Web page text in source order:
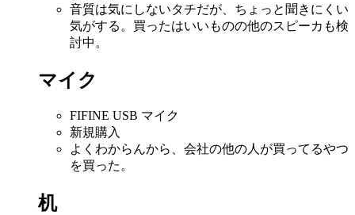
音質は気にしないタチだが、ちょっと聞きにくい
気がする。買ったはいいものの他のスピーカも検
討中。
マイク
FIFINE USB マイク
新規購入
よくわからんから、会社の他の人が買ってるやつ
を買った。
机